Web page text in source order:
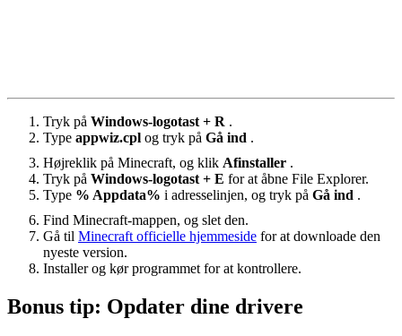
Tryk på Windows-logotast + R .
Type appwiz.cpl og tryk på Gå ind .
Højreklik på Minecraft, og klik Afinstaller .
Tryk på Windows-logotast + E for at åbne File Explorer.
Type % Appdata% i adresselinjen, og tryk på Gå ind .
Find Minecraft-mappen, og slet den.
Gå til Minecraft officielle hjemmeside for at downloade den
nyeste version.
Installer og kør programmet for at kontrollere.
Bonus tip: Opdater dine drivere